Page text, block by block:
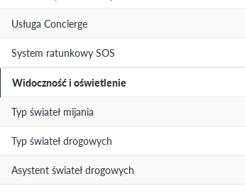
Usługa Concierge
System ratunkowy SOS
Widoczność i oświetlenie
Typ świateł mijania
Typ świateł drogowych
Asystent świateł drogowych